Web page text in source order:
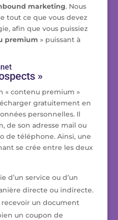
marketing. Nous
tout ce que vous devez
afin que vous puissiez
premium » puissant à
»
« contenu premium »
gratuitement en
personnelles. Il
de son adresse mail ou
de téléphone. Ainsi, une
se crée entre les deux
d’un service ou d’un
directe ou indirecte.
un document
un coupon de